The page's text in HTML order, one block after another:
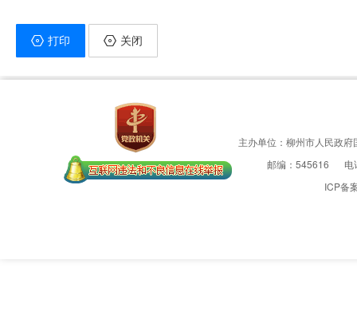
打印 关闭
主办单位：柳州市人民政
邮编：545616
电
ICP备